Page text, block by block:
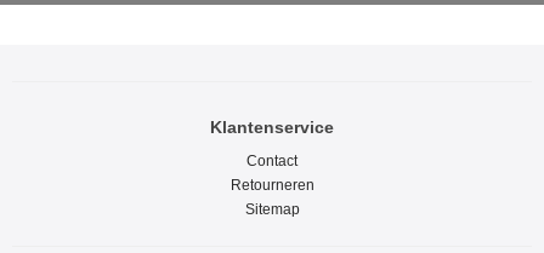
Klantenservice
Contact
Retourneren
Sitemap